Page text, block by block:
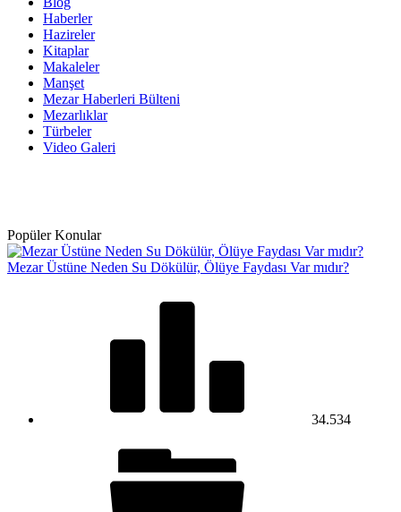
Haberler
Hazireler
Kitaplar
Makaleler
Manşet
Mezar Haberleri Bülteni
Mezarlıklar
Türbeler
Video Galeri
Popüler Konular
Mezar Üstüne Neden Su Dökülür, Ölüye Faydası Var mıdır?
34.534